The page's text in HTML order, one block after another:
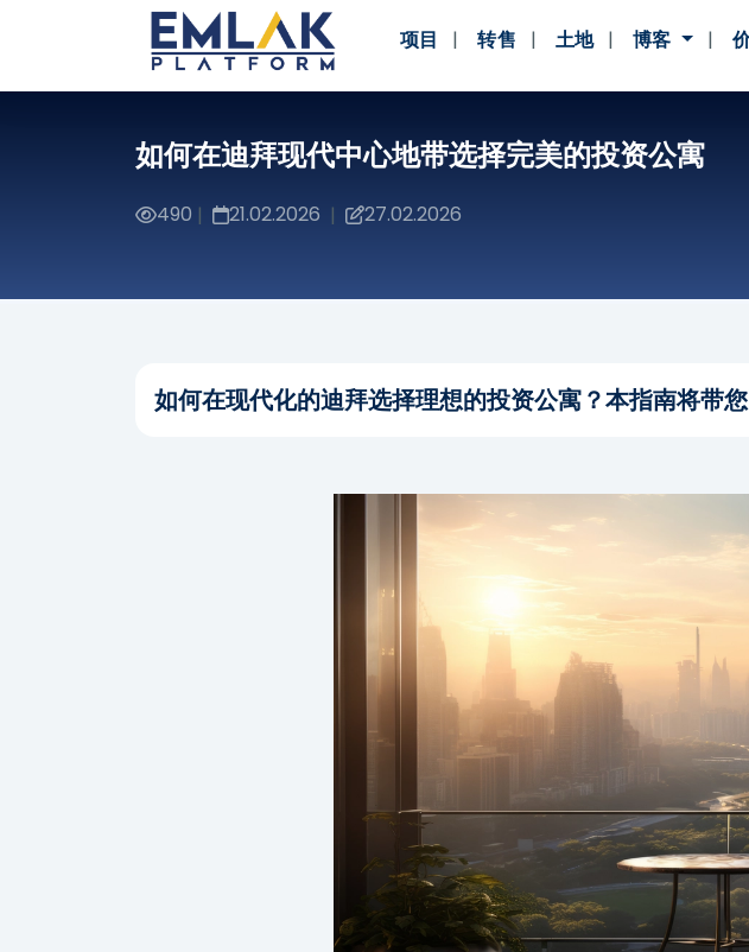
项目 转售 土地 博客
如何在迪拜现代中心地带选择完美的投资公寓
490 | 21.02.2026 | 27.02.2026
如何在现代化的迪拜选择理想的投资公寓？本指南将带